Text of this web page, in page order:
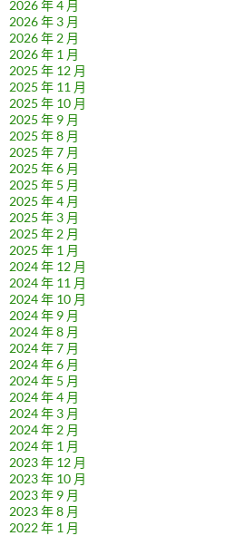
2026 年 4 月
2026 年 3 月
2026 年 2 月
2026 年 1 月
2025 年 12 月
2025 年 11 月
2025 年 10 月
2025 年 9 月
2025 年 8 月
2025 年 7 月
2025 年 6 月
2025 年 5 月
2025 年 4 月
2025 年 3 月
2025 年 2 月
2025 年 1 月
2024 年 12 月
2024 年 11 月
2024 年 10 月
2024 年 9 月
2024 年 8 月
2024 年 7 月
2024 年 6 月
2024 年 5 月
2024 年 4 月
2024 年 3 月
2024 年 2 月
2024 年 1 月
2023 年 12 月
2023 年 10 月
2023 年 9 月
2023 年 8 月
2022 年 1 月